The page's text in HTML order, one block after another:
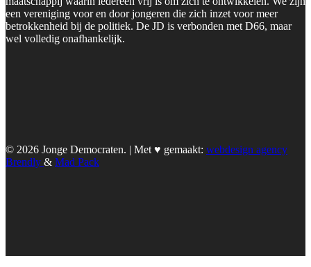
een vereniging voor en door jongeren die zich inzet voor meer
betrokkenheid bij de politiek. De JD is verbonden met D66, maar
wel volledig onafhankelijk.
© 2026 Jonge Democraten. | Met ♥︎ gemaakt: webdesign agency
Brendly & Mad Pack